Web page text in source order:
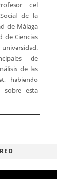
del
de la
de Málaga
de Ciencias
de
de las
habiendo
sobre esta